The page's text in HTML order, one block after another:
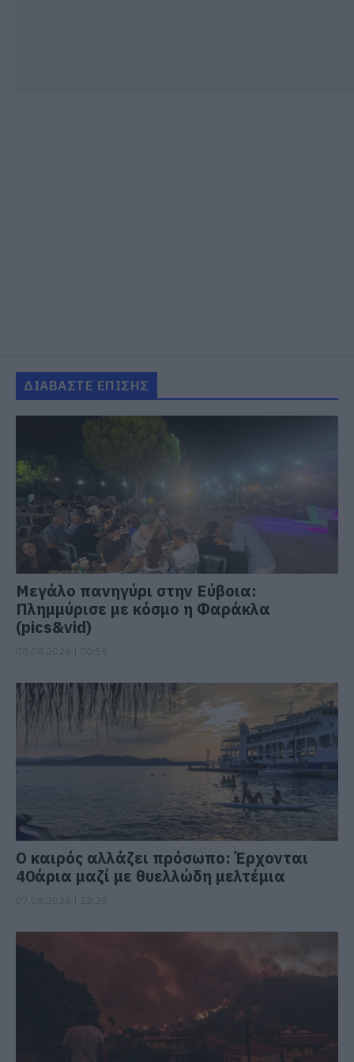
ΔΙΑΒΑΣΤΕ ΕΠΙΣΗΣ
Μεγάλο πανηγύρι στην Εύβοια:
Πλημμύρισε με κόσμο η Φαράκλα
(pics&vid)
Ο καιρός αλλάζει πρόσωπο: Έρχονται
40άρια μαζί με θυελλώδη μελτέμια